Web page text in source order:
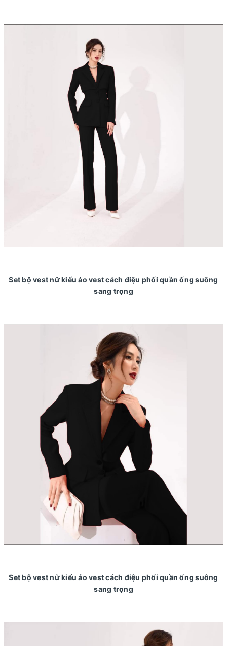
Set bộ vest nữ kiểu áo vest cách điệu phối quần ống suông
sang trọng
Set bộ vest nữ kiểu áo vest cách điệu phối quần ống suông
sang trọng